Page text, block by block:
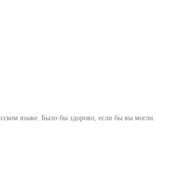
языке. Было бы здорово, если бы вы могли.